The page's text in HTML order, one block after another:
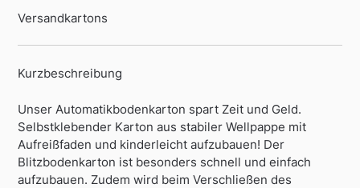
Versandkartons
Kurzbeschreibung
Unser Automatikbodenkarton spart Zeit und Geld.
Selbstklebender Karton aus stabiler Wellpappe mit
Aufreißfaden und kinderleicht aufzubauen! Der
Blitzbodenkarton ist besonders schnell und einfach
aufzubauen. Zudem wird beim Verschließen des